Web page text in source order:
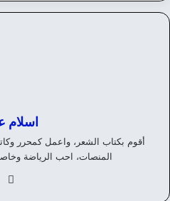
اسلام
أقوم بكتاب الشعر، واعمل كمحرر
المنصات، احب الرياضة